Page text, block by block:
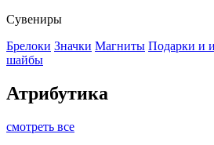
Сувениры
Брелоки Значки Магниты Подарки и
шайбы
Атрибутика
смотреть все